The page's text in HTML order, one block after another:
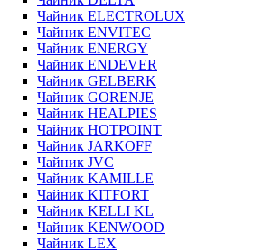
Чайник ELECTROLUX
Чайник ENVITEC
Чайник ENERGY
Чайник ENDEVER
Чайник GELBERK
Чайник GORENJE
Чайник HEALPIES
Чайник HOTPOINT
Чайник JARKOFF
Чайник JVC
Чайник KAMILLE
Чайник KITFORT
Чайник KELLI KL
Чайник KENWOOD
Чайник LEX